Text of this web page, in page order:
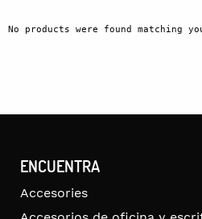
No products were found matching
ENCUENTRA
Accesories